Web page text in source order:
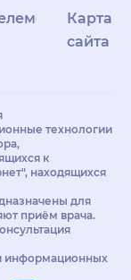
Карта
сайта
технологии
к
находящихся
для
приём врача.
информационных